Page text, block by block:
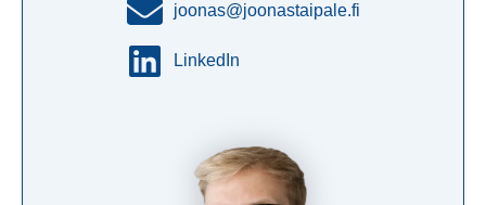
joonas@joonastaipale.fi
LinkedIn